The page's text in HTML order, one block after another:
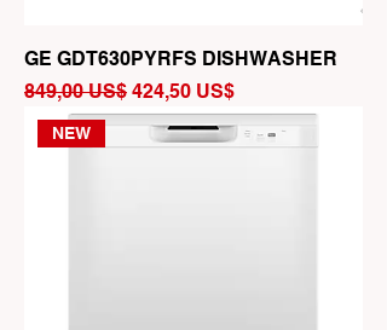
GE GDT630PYRFS DISHWASHER
Precio
849,00 US$ Precio de oferta
424,50 US$
NEW